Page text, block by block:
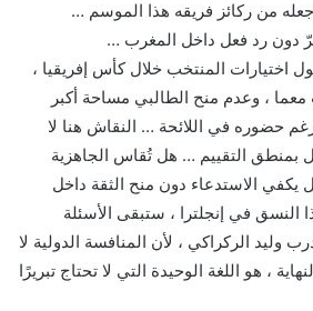
من ركائز فريقه هذا الموسم …
دون رد فعل داخل المغرب …
اختيارات المنتخب خلال كأس إفريقيا ،
، وعدم منح الطالبي مساحة أكبر
حضوره في اللائحة … النقاش هنا لا
بمنطق التقييم … هل تُقاس الجاهزية
يكفي الاستدعاء دون منح الثقة داخل
النسق في إنجلترا ، ستبقى الأسئلة
وليد الركراكي ، لأن المنافسة الدولية لا
، هو اللغة الوحيدة التي لا تحتاج تبريرًا